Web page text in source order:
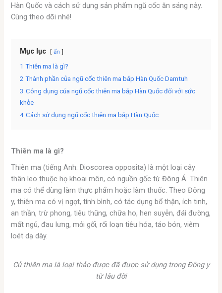
Hàn Quốc và cách sử dụng sản phẩm ngũ cốc ăn sáng này.
Cùng theo dõi nhé!
Mục lục ẩn
1 Thiên ma là gì?
2 Thành phần của ngũ cốc thiên ma bắp Hàn Quốc Damtuh
3 Công dụng của ngũ cốc thiên ma bắp Hàn Quốc đối với sức
khỏe
4 Cách sử dụng ngũ cốc thiên ma bắp Hàn Quốc
Thiên ma là gì?
Thiên ma (tiếng Anh: Dioscorea opposita) là một loại cây
thân leo thuộc họ khoai môn, có nguồn gốc từ Đông Á. Thiên
ma có thể dùng làm thực phẩm hoặc làm thuốc. Theo Đông
y, thiên ma có vị ngọt, tính bình, có tác dụng bổ thận, ích tinh,
an thần, trừ phong, tiêu thũng, chữa ho, hen suyễn, đái đường,
mất ngủ, đau lưng, mỏi gối, rối loạn tiêu hóa, táo bón, viêm
loét dạ dày.
Củ thiên ma là loại thảo được đã được sử dụng trong Đông y
từ lâu đời